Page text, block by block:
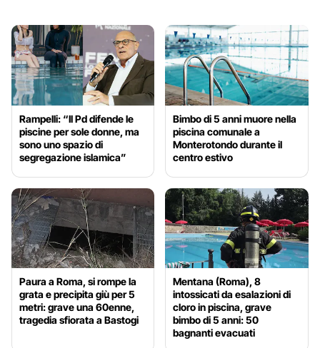
Rampelli: “Il Pd difende le
piscine per sole donne, ma
sono uno spazio di
segregazione islamica”
Bimbo di 5 anni muore nella
piscina comunale a
Monterotondo durante il
centro estivo
Paura a Roma, si rompe la
grata e precipita giù per 5
metri: grave una 60enne,
tragedia sfiorata a Bastogi
Mentana (Roma), 8
intossicati da esalazioni di
cloro in piscina, grave
bimbo di 5 anni: 50
bagnanti evacuati